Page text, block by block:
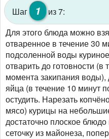
Шаг 1
из 7:
Для этого блюда можно
отваренное в течение 30
подсоленной воды
отварить до готовности (в
момента закипания воды),
яйца (в течение 10 минут
остудить. Нарезать
мясо) курицы на
достаточно плоское
сеточку из майонеза,